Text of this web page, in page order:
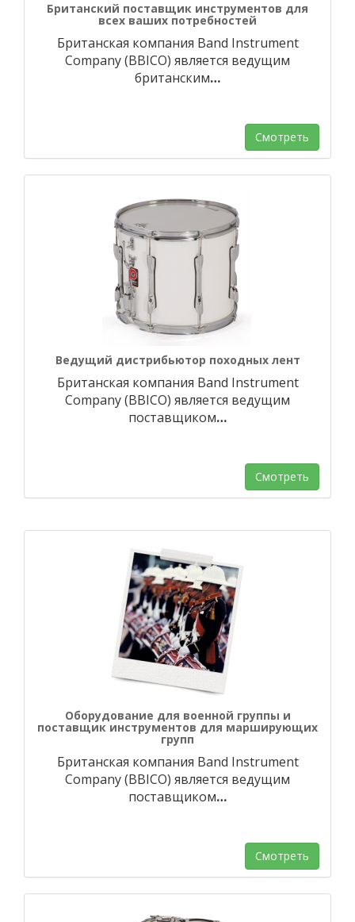
Британский поставщик инструментов для
всех ваших потребностей
Британская компания Band Instrument
Company (BBICO) является ведущим
британским…
Смотреть
Ведущий дистрибьютор походных лент
Британская компания Band Instrument
Company (BBICO) является ведущим
поставщиком…
Смотреть
Оборудование для военной группы и
поставщик инструментов для марширующих
групп
Британская компания Band Instrument
Company (BBICO) является ведущим
поставщиком…
Смотреть